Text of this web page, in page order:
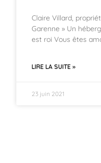
Claire Villard,
Garenne » Un
est roi Vous êtes
LIRE LA SUITE »
23 juin 2021